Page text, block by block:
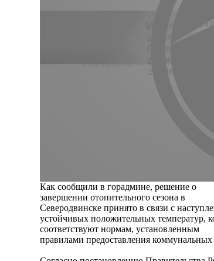
Как сообщили в горадмине, решение о
завершении отопительного сезона в
Северодвинске принято в связи с
устойчивых положительных температур,
соответствуют нормам, установленным
правилами предоставления коммунальных